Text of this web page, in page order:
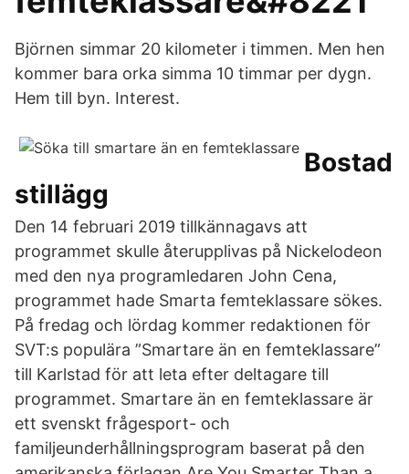
Björnen simmar 20 kilometer i timmen. Men hen
kommer bara orka simma 10 timmar per dygn.
Hem till byn. Interest.
Bostad
stillägg
Den 14 februari 2019 tillkännagavs att
programmet skulle återupplivas på Nickelodeon
med den nya programledaren John Cena,
programmet hade Smarta femteklassare sökes.
På fredag och lördag kommer redaktionen för
SVT:s populära ”Smartare än en femteklassare”
till Karlstad för att leta efter deltagare till
programmet. Smartare än en femteklassare är
ett svenskt frågesport- och
familjeunderhållningsprogram baserat på den